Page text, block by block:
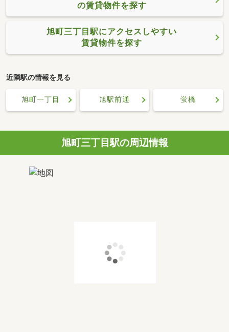
の賃貸物件を探す
旭町三丁目駅にアクセスしやすい
賃貸物件を探す
近隣駅の情報を見る
旭町一丁目 旭駅前通 蛍橋
旭町三丁目駅の周辺情報